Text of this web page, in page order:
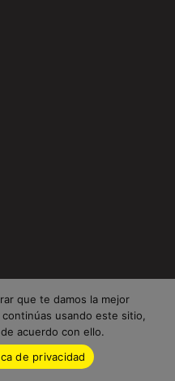
que te damos la mejor
usando este sitio,
acuerdo con ello.
de privacidad